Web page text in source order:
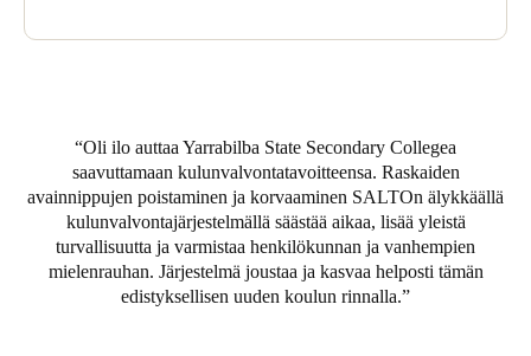
Oli ilo auttaa Yarrabilba State Secondary Collegea
saavuttamaan kulunvalvontatavoitteensa. Raskaiden
avainnippujen poistaminen ja korvaaminen SALTOn älykkäällä
kulunvalvontajärjestelmällä säästää aikaa, lisää yleistä
turvallisuutta ja varmistaa henkilökunnan ja vanhempien
mielenrauhan. Järjestelmä joustaa ja kasvaa helposti tämän
edistyksellisen uuden koulun rinnalla.